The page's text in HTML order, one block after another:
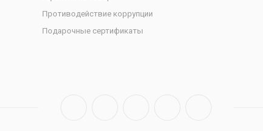
Противодействие коррупции
Подарочные сертификаты